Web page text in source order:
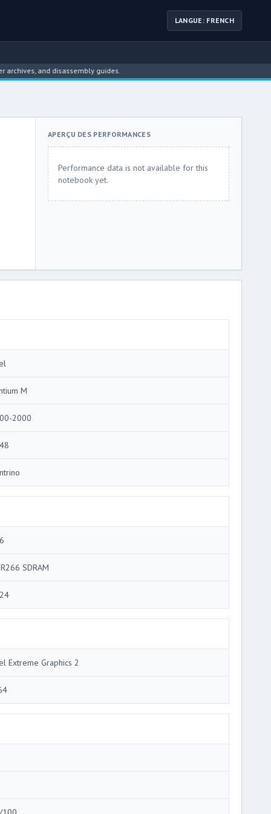
LANGUE: FRENCH
and disassembly guides.
APERÇU DES PERFORMANCES
Performance data is not available for this
notebook yet.
M
2000
SDRAM
Extreme Graphics 2